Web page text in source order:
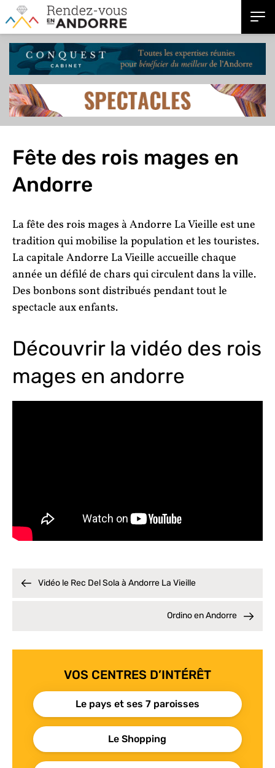
Fête des rois mages en
Andorre
La fête des rois mages à Andorre La Vieille est une
tradition qui mobilise la population et les touristes.
La capitale Andorre La Vieille accueille chaque
année un défilé de chars qui circulent dans la ville.
Des bonbons sont distribués pendant tout le
spectacle aux enfants.
Découvrir la vidéo des rois
mages en andorre
VOS CENTRES D’INTÉRÊT
Le pays et ses 7 paroisses
Le Shopping
Vidéo le Rec Del Sola à Andorre La Vieille
Ordino en Andorre